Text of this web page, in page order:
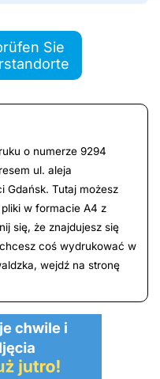
Sie
o numerze 9294
ul. aleja
Gdańsk. Tutaj możesz
w formacie A4 z
się, że znajdujesz się
coś wydrukować w
wejdź na stronę